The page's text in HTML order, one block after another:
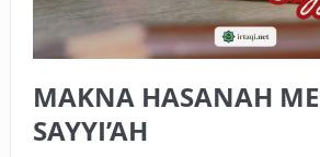
UANG HARAM BISA MENJADI HALAL
KEPEMILIKANNYA BERUBAH
ISTIDLAL BATIL VS ISTIDLAL SYAR’I
BAHASA CINTA KARENA ALLAH
MAKNA HASANAH
SAYYI’AH